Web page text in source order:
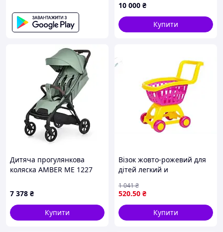
розкладання однією
рукою-від народження й
сумісна з верхнім
10 000 ₴
Купити
Дитяча прогулянкова
коляска AMBER ME 1227
worry-free-shopping-
7 378 ₴
Купити
Візок жовто-рожевий для
дітей легкий и
прогулок и игр на свежем
воздухе
520.50 ₴
1 041₴
Купити